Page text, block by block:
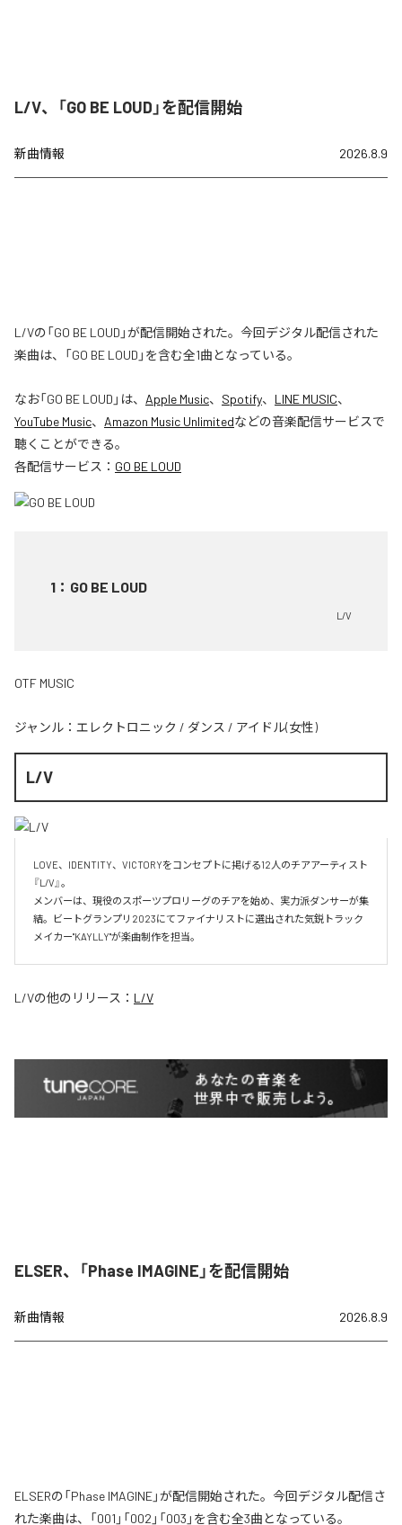
L/V、「GO BE LOUD」を配信開始
新曲情報 2026.8.9
L/Vの「GO BE LOUD」が配信開始された。今回デジタル配信された
楽曲は、「GO BE LOUD」を含む全1曲となっている。
なお「GO BE LOUD 」は、 Apple Music、 Spotify、 LINE MUSIC、
YouTube Music、 Amazon Music Unlimitedなどの音楽配信サービスで
聴くことができる。
各配信サービス： GO BE LOUD
1 ： GO BE LOUD
L/V
OTF MUSIC
ジャンル： エレクトロニック / ダンス / アイドル(女性)
L/V
LOVE、IDENTITY、VICTORYをコンセプトに掲げる12人のチアアーティスト
『L/V』。
メンバーは、現役のスポーツプロリーグのチアを始め、実力派ダンサーが集
結。ビートグランプリ2023にてファイナリストに選出された気鋭トラック
メイカー"KAYLLY"が楽曲制作を担当。
L/Vの他のリリース： L/V
ELSER、「Phase IMAGINE」を配信開始
新曲情報 2026.8.9
ELSERの「Phase IMAGINE」が配信開始された。今回デジタル配信さ
れた楽曲は、「001」「002」「003」を含む全3曲となっている。